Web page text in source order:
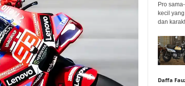
Pro
kecil
dan
Daffa